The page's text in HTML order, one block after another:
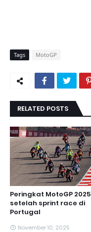
Tags MotoGP
RELATED POSTS
Peringkat MotoGP 2025
setelah sprint race di
Portugal
November 10, 2025